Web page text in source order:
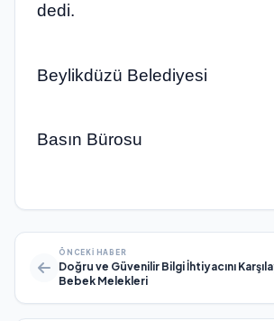
dedi.
Beylikdüzü Belediyesi
Basın Bürosu
ÖNCEKI HABER
Doğru ve Güvenilir Bilgi İhtiyacını
Bebek Melekleri